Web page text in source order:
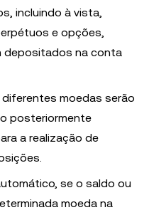
incluindo à vista,
e opções,
depositados na conta
moedas serão
posteriormente
a realização de
se o saldo ou
moeda na